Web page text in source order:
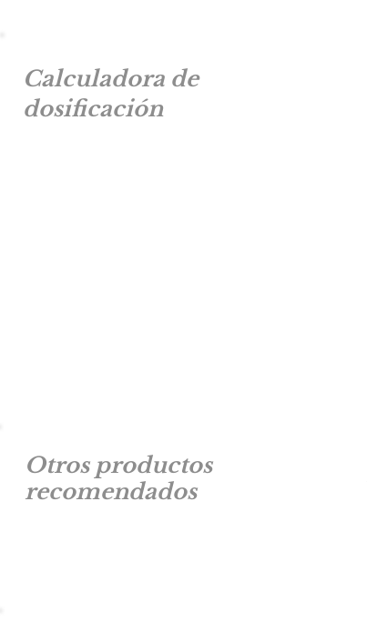
Calculadora de
dosificación
Otros productos
recomendados